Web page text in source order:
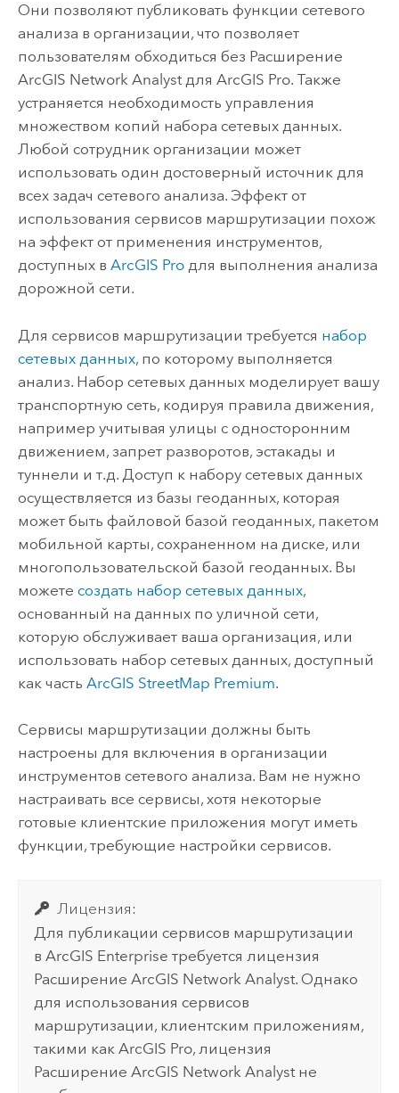
Они позволяют публиковать функции сетевого
анализа в организации, что позволяет
пользователям обходиться без Расширение
ArcGIS Network Analystдля ArcGIS Pro. Также
устраняется необходимость управления
множеством копий набора сетевых данных.
Любой сотрудник организации может
использовать один достоверный источник для
всех задач сетевого анализа. Эффект от
использования сервисов маршрутизации похож
на эффект от применения инструментов,
доступных в ArcGIS Proдля выполнения анализа
дорожной сети.
Для сервисов маршрутизации требуется набор
сетевых данных, по которому выполняется
анализ. Набор сетевых данных моделирует вашу
транспортную сеть, кодируя правила движения,
например учитывая улицы с односторонним
движением, запрет разворотов, эстакады и
туннели и т.д. Доступ к набору сетевых данных
осуществляется из базы геоданных, которая
может быть файловой базой геоданных, пакетом
мобильной карты, сохраненном на диске, или
многопользовательской базой геоданных. Вы
можете создать набор сетевых данных,
основанный на данных по уличной сети,
которую обслуживает ваша организация, или
использовать набор сетевых данных, доступный
как часть ArcGIS StreetMap Premium.
Сервисы маршрутизации должны быть
настроены для включения в организации
инструментов сетевого анализа. Вам не нужно
настраивать все сервисы, хотя некоторые
готовые клиентские приложения могут иметь
функции, требующие настройки сервисов.
Лицензия:
Для публикации сервисов маршрутизации
вArcGIS Enterprise требуется лицензия
Расширение ArcGIS Network Analyst. Однако
для использования сервисов
маршрутизации, клиентским приложениям,
такими какArcGIS Pro, лицензия
Расширение ArcGIS Network Analyst не